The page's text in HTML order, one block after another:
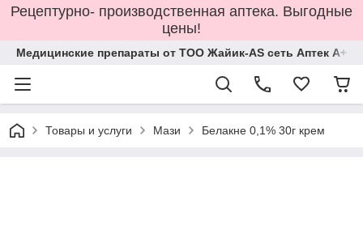
Рецептурно- производственная аптека. Выгодные
цены!
Медицинские препараты от ТОО Жайик-AS сеть Аптек А+
Товары и услуги Мази Белакне 0,1% 30г крем